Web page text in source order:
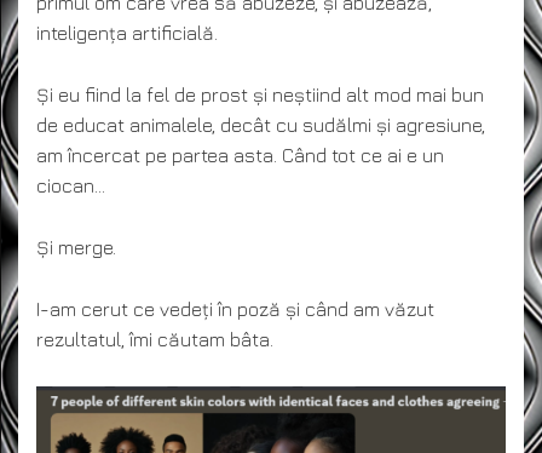
inteligența artificială.
Și eu fiind la fel de prost și neștiind alt mod mai bun
de educat animalele, decât cu sudălmi și agresiune,
am încercat pe partea asta. Când tot ce ai e un
ciocan…
Și merge.
I-am cerut ce vedeți în poză și când am văzut
rezultatul, îmi căutam bâta.